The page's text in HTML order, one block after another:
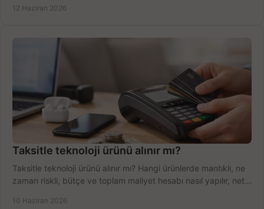
12 Haziran 2026
Taksitle teknoloji ürünü alınır mı?
Taksitle teknoloji ürünü alınır mı? Hangi ürünlerde mantıklı, ne
zaman riskli, bütçe ve toplam maliyet hesabı nasıl yapılır, net
10 Haziran 2026